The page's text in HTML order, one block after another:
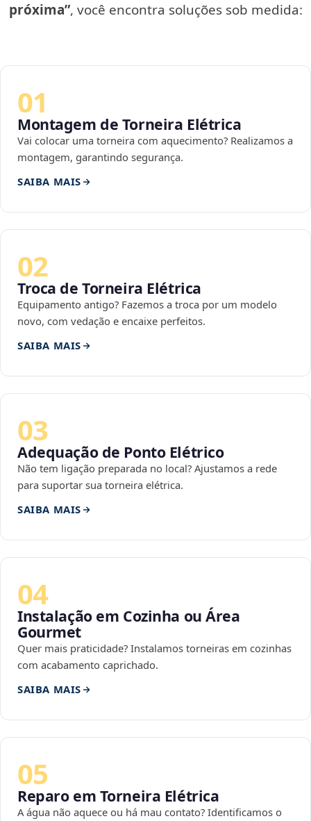
próxima”, você encontra soluções sob medida:
01
Montagem de Torneira Elétrica
Vai colocar uma torneira com aquecimento? Realizamos a
montagem, garantindo segurança.
SAIBA MAIS
02
Troca de Torneira Elétrica
Equipamento antigo? Fazemos a troca por um modelo
novo, com vedação e encaixe perfeitos.
SAIBA MAIS
03
Adequação de Ponto Elétrico
Não tem ligação preparada no local? Ajustamos a rede
para suportar sua torneira elétrica.
SAIBA MAIS
04
Instalação em Cozinha ou Área
Gourmet
Quer mais praticidade? Instalamos torneiras em cozinhas
com acabamento caprichado.
SAIBA MAIS
05
Reparo em Torneira Elétrica
A água não aquece ou há mau contato? Identificamos o